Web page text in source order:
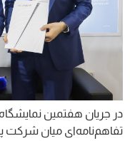
در جریان هفتمین
تفاهم‌نامه‌ای میان شرکت